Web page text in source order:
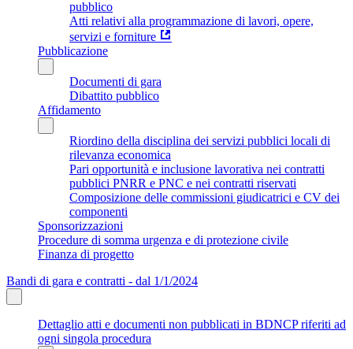
pubblico
Atti relativi alla programmazione di lavori, opere,
servizi e forniture
Pubblicazione
Documenti di gara
Dibattito pubblico
Affidamento
Riordino della disciplina dei servizi pubblici locali di
rilevanza economica
Pari opportunità e inclusione lavorativa nei contratti
pubblici PNRR e PNC e nei contratti riservati
Composizione delle commissioni giudicatrici e CV dei
componenti
Sponsorizzazioni
Procedure di somma urgenza e di protezione civile
Finanza di progetto
Bandi di gara e contratti - dal 1/1/2024
Dettaglio atti e documenti non pubblicati in BDNCP riferiti ad
ogni singola procedura